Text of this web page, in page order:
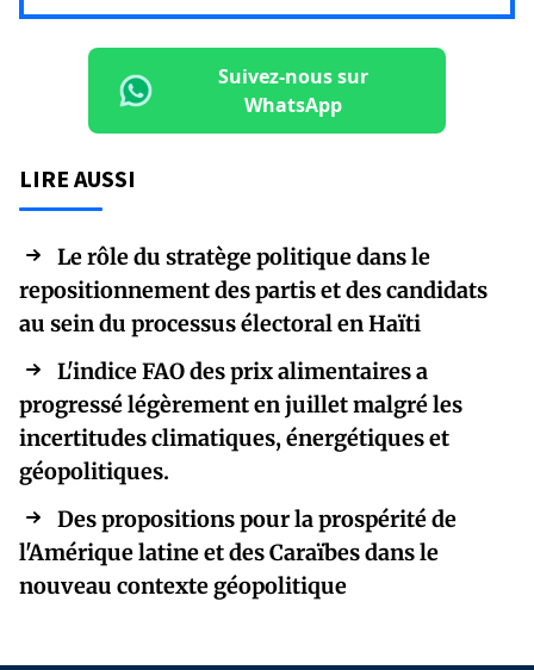
Suivez-nous sur
WhatsApp
LIRE AUSSI
Le rôle du stratège politique dans le
repositionnement des partis et des candidats
au sein du processus électoral en Haïti
L'indice FAO des prix alimentaires a
progressé légèrement en juillet malgré les
incertitudes climatiques, énergétiques et
géopolitiques.
Des propositions pour la prospérité de
l'Amérique latine et des Caraïbes dans le
nouveau contexte géopolitique